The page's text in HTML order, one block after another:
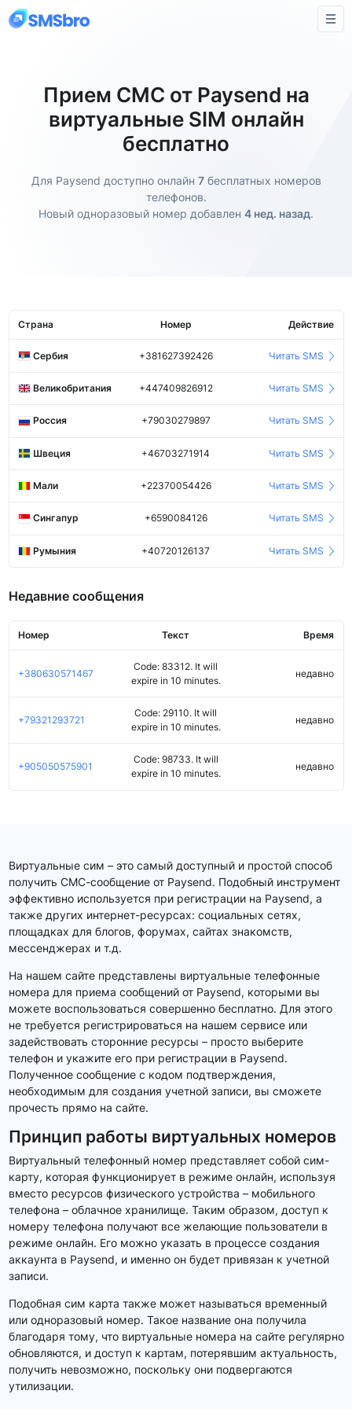
Прием СМС от Paysend на
виртуальные SIM онлайн
бесплатно
Для Paysend доступно онлайн 7бесплатных номеров
телефонов.
Новый одноразовый номер добавлен 4 нед. назад.
Страна Номер Действие
Сербия +381627392426 Читать SMS
Великобритания +447409826912 Читать SMS
Россия +79030279897 Читать SMS
Швеция +46703271914 Читать SMS
Мали +22370054426 Читать SMS
Сингапур +6590084126 Читать SMS
Румыния +40720126137 Читать SMS
Недавние сообщения
Номер Текст Время
+380630571467
Code: 83312. It will
expire in 10 minutes.
недавно
+79321293721
Code: 29110. It will
expire in 10 minutes.
недавно
+905050575901
Code: 98733. It will
expire in 10 minutes.
недавно
Виртуальные сим – это самый доступный и простой способ
получить СМС-сообщение от Paysend. Подобный инструмент
эффективно используется при регистрации на Paysend, а
также других интернет-ресурсах: социальных сетях,
площадках для блогов, форумах, сайтах знакомств,
мессенджерах и т.д.
На нашем сайте представлены виртуальные телефонные
номера для приема сообщений от Paysend, которыми вы
можете воспользоваться совершенно бесплатно. Для этого
не требуется регистрироваться на нашем сервисе или
задействовать сторонние ресурсы – просто выберите
телефон и укажите его при регистрации в Paysend.
Полученное сообщение с кодом подтверждения,
необходимым для создания учетной записи, вы сможете
прочесть прямо на сайте.
Принцип работы виртуальных номеров
Виртуальный телефонный номер представляет собой сим-
карту, которая функционирует в режиме онлайн, используя
вместо ресурсов физического устройства – мобильного
телефона – облачное хранилище. Таким образом, доступ к
номеру телефона получают все желающие пользователи в
режиме онлайн. Его можно указать в процессе создания
аккаунта в Paysend, и именно он будет привязан к учетной
записи.
Подобная сим карта также может называться временный
или одноразовый номер. Такое название она получила
благодаря тому, что виртуальные номера на сайте регулярно
обновляются, и доступ к картам, потерявшим актуальность,
получить невозможно, поскольку они подвергаются
утилизации.